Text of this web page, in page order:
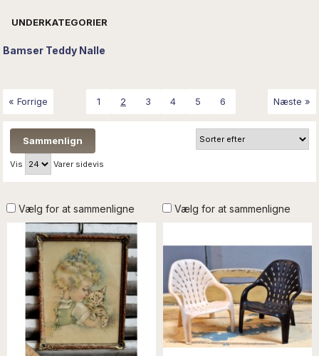
UNDERKATEGORIER
Bamser Teddy Nalle
« Forrige 1 2 3 4 5 6 Næste »
Vis Varer sidevis
Vælg for at sammenligne Vælg for at sammenligne